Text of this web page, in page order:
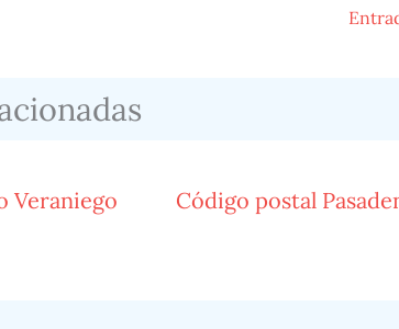
Veraniego
Código postal